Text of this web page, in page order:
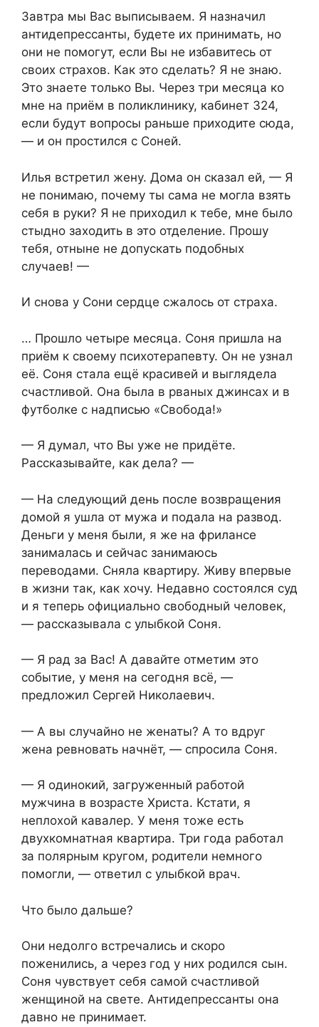
Завтра мы Вас выписываем. Я назначил
антидепрессанты, будете их принимать, но
они не помогут, если Вы не избавитесь от
своих страхов. Как это сделать? Я не знаю.
Это знаете только Вы. Через три месяца ко
мне на приём в поликлинику, кабинет 324,
если будут вопросы раньше приходите сюда,
— и он простился с Соней.
Илья встретил жену. Дома он сказал ей, — Я
не понимаю, почему ты сама не могла взять
себя в руки? Я не приходил к тебе, мне было
стыдно заходить в это отделение. Прошу
тебя, отныне не допускать подобных
случаев! —
И снова у Сони сердце сжалось от страха.
… Прошло четыре месяца. Соня пришла на
приём к своему психотерапевту. Он не узнал
её. Соня стала ещё красивей и выглядела
счастливой. Она была в рваных джинсах и в
футболке с надписью «Свобода!»
— Я думал, что Вы уже не придёте.
Рассказывайте, как дела? —
— На следующий день после возвращения
домой я ушла от мужа и подала на развод.
Деньги у меня были, я же на фрилансе
занималась и сейчас занимаюсь
переводами. Сняла квартиру. Живу впервые
в жизни так, как хочу. Недавно состоялся суд
и я теперь официально свободный человек,
— рассказывала с улыбкой Соня.
— Я рад за Вас! А давайте отметим это
событие, у меня на сегодня всё, —
предложил Сергей Николаевич.
— А вы случайно не женаты? А то вдруг
жена ревновать начнёт, — спросила Соня.
— Я одинокий, загруженный работой
мужчина в возрасте Христа. Кстати, я
неплохой кавалер. У меня тоже есть
двухкомнатная квартира. Три года работал
за полярным кругом, родители немного
помогли, — ответил с улыбкой врач.
Что было дальше?
Они недолго встречались и скоро
поженились, а через год у них родился сын.
Соня чувствует себя самой счастливой
женщиной на свете. Антидепрессанты она
давно не принимает.